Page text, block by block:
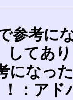
参考に
してあ
なっ
：アド